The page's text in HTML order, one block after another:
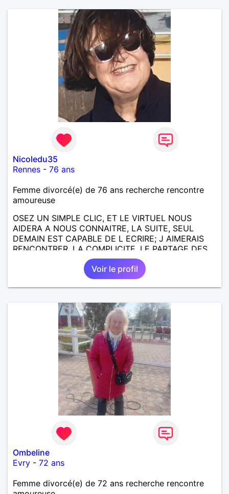
Nicoledu35
Rennes - 76 ans
Femme divorcé(e) de 76 ans recherche rencontre
amoureuse
OSEZ UN SIMPLE CLIC, ET LE VIRTUEL NOUS
AIDERA A NOUS CONNAITRE, LA SUITE, SEUL
DEMAIN EST CAPABLE DE L ECRIRE; J AIMERAIS
RENCONTRER, LA COMPLICITE, LE PARTAGE DES
BELLES CHOSES DE LA VIE : BALADES, VOYAGES
EN FRANCE OU AILLEURS. ETRE A L ECOUTE DE L
AUTRE, ET LA VIE SERA PLUS BELLE
ENCORE.....................
Voir le profil
Ombeline
Evry - 72 ans
Femme divorcé(e) de 72 ans recherche rencontre